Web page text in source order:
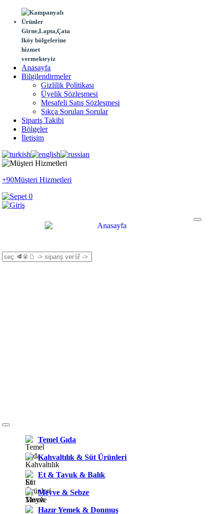
Girne,Lapta,Çata
lköy bölgelerine
hizmet
vermekteyiz
Anasayfa
Bilgilendirmeler
Gizlilik Politikası
Üyelik Sözleşmesi
Mesafeli Satış Sözleşmesi
Sıkça Sorulan Sorular
Sipariş Takibi
Bölgeler
İletişim
+90Müşteri Hizmetleri
0
Temel Gıda
Kahvaltılık & Süt Ürünleri
Et & Tavuk & Balık
Meyve & Sebze
Hazır Yemek & Donmuş